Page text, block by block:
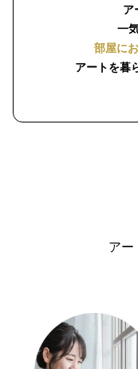
ア
一
部屋に
アートを暮
アー